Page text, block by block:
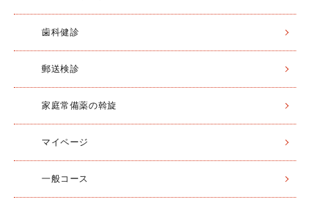
歯科健診
郵送検診
家庭常備薬の斡旋
マイページ
一般コース